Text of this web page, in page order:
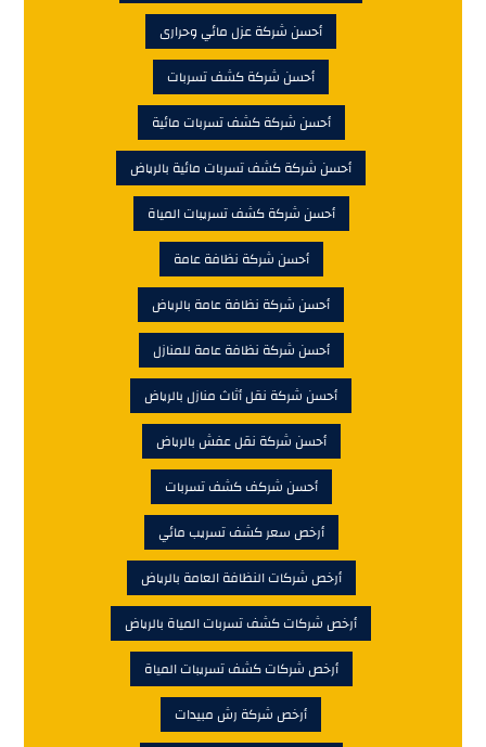
أحسن شركة عزل مائي وحرارى
أحسن شركة كشف تسربات
أحسن شركة كشف تسربات مائية
أحسن شركة كشف تسربات مائية بالرياض
أحسن شركة كشف تسريبات المياة
أحسن شركة نظافة عامة
أحسن شركة نظافة عامة بالرياض
أحسن شركة نظافة عامة للمنازل
أحسن شركة نقل أثاث منازل بالرياض
أحسن شركة نقل عفش بالرياض
أحسن شركف كشف تسربات
أرخص سعر كشف تسريب مائي
أرخص شركات النظافة العامة بالرياض
أرخص شركات كشف تسربات المياة بالرياض
أرخص شركات كشف تسريبات المياة
أرخص شركة رش مبيدات